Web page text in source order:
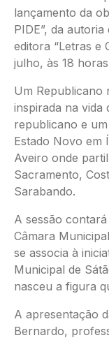
lançamento da
PIDE”, da
editora “Letras e
julho, às 18
Um Republicano
inspirada na vida
republicano e
Estado Novo em
Aveiro onde
Sacramento,
Sarabando.
A sessão
Câmara
se associa à
Municipal de
nasceu a figura
A apresentação
Bernardo,